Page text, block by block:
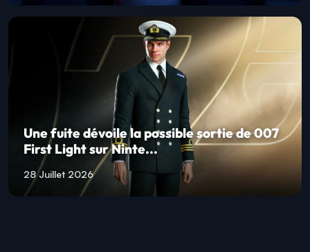
Une fuite dévoile la possible sortie de 007
First Light sur Ninte...
28 Juillet 2026